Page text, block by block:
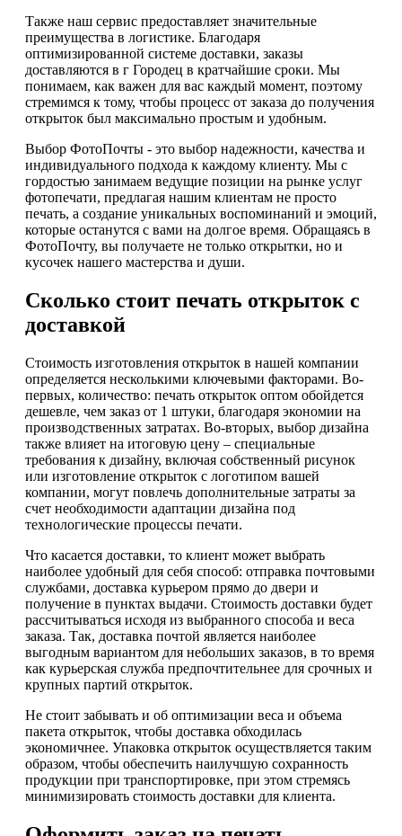
Также наш сервис предоставляет значительные
преимущества в логистике. Благодаря
оптимизированной системе доставки, заказы
доставляются в г Городец в кратчайшие сроки. Мы
понимаем, как важен для вас каждый момент, поэтому
стремимся к тому, чтобы процесс от заказа до получения
открыток был максимально простым и удобным.
Выбор ФотоПочты - это выбор надежности, качества и
индивидуального подхода к каждому клиенту. Мы с
гордостью занимаем ведущие позиции на рынке услуг
фотопечати, предлагая нашим клиентам не просто
печать, а создание уникальных воспоминаний и эмоций,
которые останутся с вами на долгое время. Обращаясь в
ФотоПочту, вы получаете не только открытки, но и
кусочек нашего мастерства и души.
Сколько стоит печать открыток с
доставкой
Стоимость изготовления открыток в нашей компании
определяется несколькими ключевыми факторами. Во-
первых, количество: печать открыток оптом обойдется
дешевле, чем заказ от 1 штуки, благодаря экономии на
производственных затратах. Во-вторых, выбор дизайна
также влияет на итоговую цену – специальные
требования к дизайну, включая собственный рисунок
или изготовление открыток с логотипом вашей
компании, могут повлечь дополнительные затраты за
счет необходимости адаптации дизайна под
технологические процессы печати.
Что касается доставки, то клиент может выбрать
наиболее удобный для себя способ: отправка почтовыми
службами, доставка курьером прямо до двери и
получение в пунктах выдачи. Стоимость доставки будет
рассчитываться исходя из выбранного способа и веса
заказа. Так, доставка почтой является наиболее
выгодным вариантом для небольших заказов, в то время
как курьерская служба предпочтительнее для срочных и
крупных партий открыток.
Не стоит забывать и об оптимизации веса и объема
пакета открыток, чтобы доставка обходилась
экономичнее. Упаковка открыток осуществляется таким
образом, чтобы обеспечить наилучшую сохранность
продукции при транспортировке, при этом стремясь
минимизировать стоимость доставки для клиента.